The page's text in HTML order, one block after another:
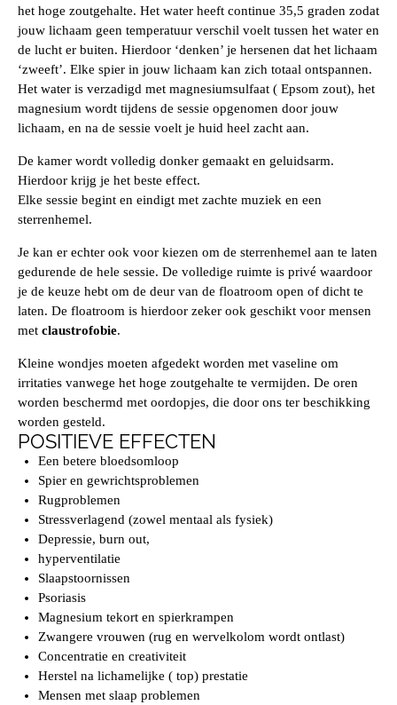
het hoge zoutgehalte. Het water heeft continue 35,5 graden zodat
jouw lichaam geen temperatuur verschil voelt tussen het water en
de lucht er buiten. Hierdoor ‘denken’ je hersenen dat het lichaam
‘zweeft’. Elke spier in jouw lichaam kan zich totaal ontspannen.
Het water is verzadigd met magnesiumsulfaat ( Epsom zout), het
magnesium wordt tijdens de sessie opgenomen door jouw
lichaam, en na de sessie voelt je huid heel zacht aan.
De kamer wordt volledig donker gemaakt en geluidsarm.
Hierdoor krijg je het beste effect.
Elke sessie begint en eindigt met zachte muziek en een
sterrenhemel.
Je kan er echter ook voor kiezen om de sterrenhemel aan te laten
gedurende de hele sessie. De volledige ruimte is privé waardoor
je de keuze hebt om de deur van de floatroom open of dicht te
laten. De floatroom is hierdoor zeker ook geschikt voor mensen
met claustrofobie.
Kleine wondjes moeten afgedekt worden met vaseline om
irritaties vanwege het hoge zoutgehalte te vermijden. De oren
worden beschermd met oordopjes, die door ons ter beschikking
worden gesteld.
POSITIEVE EFFECTEN
Een betere bloedsomloop
Spier en gewrichtsproblemen
Rugproblemen
Stressverlagend (zowel mentaal als fysiek)
Depressie, burn out,
hyperventilatie
Slaapstoornissen
Psoriasis
Magnesium tekort en spierkrampen
Zwangere vrouwen (rug en wervelkolom wordt ontlast)
Concentratie en creativiteit
Herstel na lichamelijke ( top) prestatie
Mensen met slaap problemen